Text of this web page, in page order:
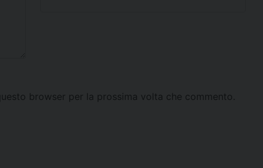
browser per la prossima volta che commento.